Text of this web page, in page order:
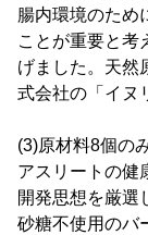
腸内環境のため
ことが重要と考
げました。天然
式会社の「イヌ
(3)原材料8個の
アスリートの健
開発思想を厳選
砂糖不使用のバ